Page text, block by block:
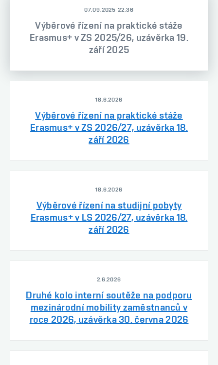
07.09.2025 22:36
Výběrové řízení na praktické stáže
Erasmus+ v ZS 2025/26, uzávěrka 19.
září 2025
18.6.2026
Výběrové řízení na praktické stáže
Erasmus+ v ZS 2026/27, uzávěrka 18.
září 2026
18.6.2026
Výběrové řízení na studijní pobyty
Erasmus+ v LS 2026/27, uzávěrka 18.
září 2026
2.6.2026
Druhé kolo interní soutěže na podporu
mezinárodní mobility zaměstnanců v
roce 2026, uzávěrka 30. června 2026